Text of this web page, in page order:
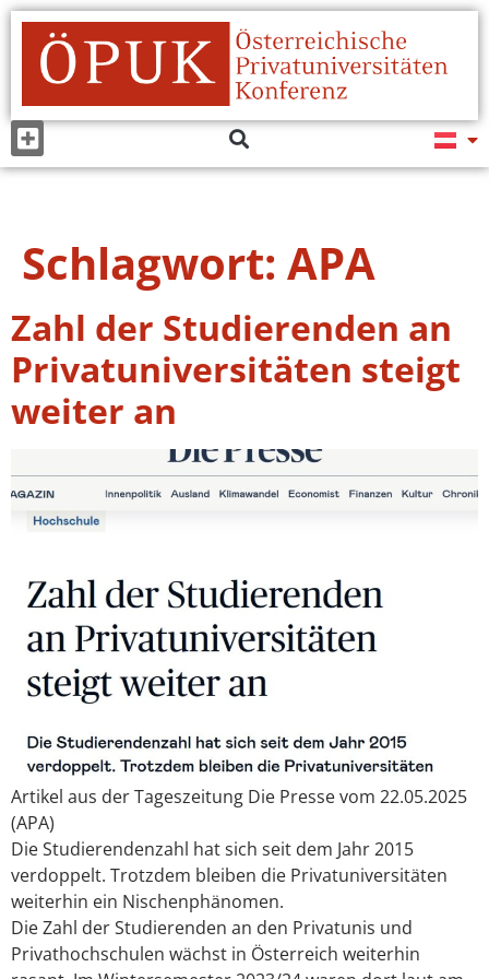
Schlagwort: APA
Zahl der Studierenden an
Privatuniversitäten steigt
weiter an
Artikel aus der Tageszeitung Die Presse vom 22.05.2025
(APA)
Die Studierendenzahl hat sich seit dem Jahr 2015
verdoppelt. Trotzdem bleiben die Privatuniversitäten
weiterhin ein Nischenphänomen.
Die Zahl der Studierenden an den Privatunis und
Privathochschulen wächst in Österreich weiterhin